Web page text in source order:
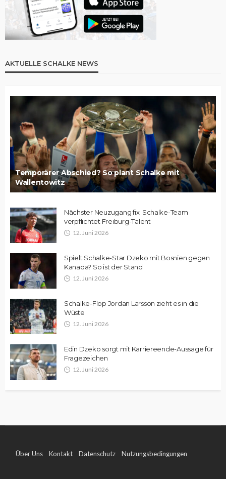
AKTUELLE SCHALKE NEWS
Temporärer Abschied? So plant Schalke mit
Wallentowitz
Nächster Neuzugang fix: Schalke-Team
verpflichtet Freiburg-Talent
12. Juni 2026
Spielt Schalke-Star Dzeko mit Bosnien gegen
Kanada? So ist der Stand
12. Juni 2026
Schalke-Flop Jordan Larsson zieht es in die
Wüste
12. Juni 2026
Edin Dzeko sorgt mit Karriereende-Aussage für
Fragezeichen
12. Juni 2026
Über Uns Kontakt Datenschutz Nutzungsbedingungen